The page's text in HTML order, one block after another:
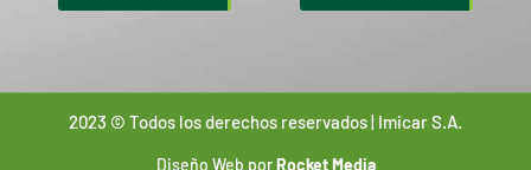
2023 © Todos los derechos reservados | Imicar S.A.
Diseño Web porRocket Media